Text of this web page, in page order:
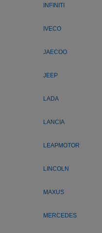
INFINITI
IVECO
JAECOO
JEEP
LADA
LANCIA
LEAPMOTOR
LINCOLN
MAXUS
MERCEDES